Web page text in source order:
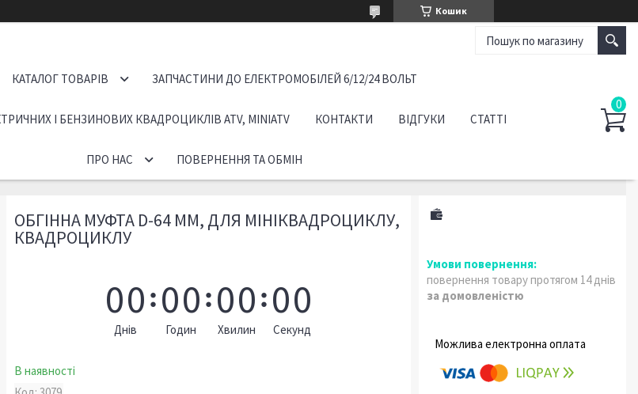
Кошик
КАТАЛОГ ТОВАРІВ ЗАПЧАСТИНИ ДО ЕЛЕКТРОМОБІЛЕЙ 6/12/24 ВОЛЬТ
І БЕНЗИНОВИХ КВАДРОЦИКЛІВ ATV, MINIATV КОНТАКТИ ВІДГУКИ СТАТТІ
ПРО НАС ПОВЕРНЕННЯ ТА ОБМІН
ОБГІННА МУФТА D-64 MM, ДЛЯ МІНІКВАДРОЦИКЛУ,
КВАДРОЦИКЛУ
00
Днів
00
Годин
00
Хвилин
00
Секунд
В наявності
повернення товару протягом 14 днів
за домовленістю